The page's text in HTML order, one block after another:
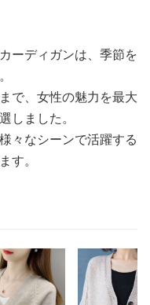
ーディガンは、季節を
で、女性の魅力を最大
しました。
々なシーンで活躍する
す。